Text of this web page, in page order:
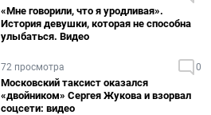
«Мне говорили, что я уродливая».
История девушки, которая не способна
улыбаться. Видео
72 просмотра 0
Московский таксист оказался
«двойником» Сергея Жукова и взорвал
соцсети: видео